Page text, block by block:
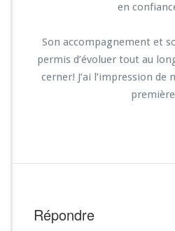
en
Son accompagnement et
permis d’évoluer tout au
cerner! J’ai l’impression
Répondre